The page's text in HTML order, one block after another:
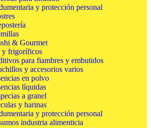
y protección personal
& Gourmet
y frigoríficos
para fiambres y embutidos
y accesorios varios
en polvo
líquidas
a granel
y harinas
y protección personal
industria alimenticia